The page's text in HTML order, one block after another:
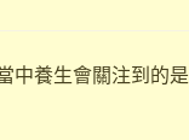
中養生會關注到的是